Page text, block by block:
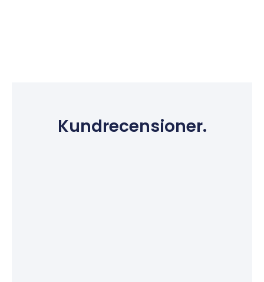
Kundrecensioner.